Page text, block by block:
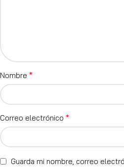
Nombre *
Correo electrónico *
Guarda mi nombre, correo